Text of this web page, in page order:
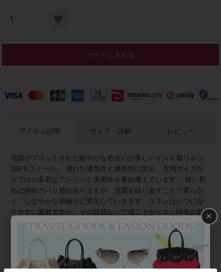
カートに入れる
アイテム説明
地図がプリントされた鮮やかな色合いが美しいインド製リネン
100％ストール。 優れた通気性と速乾性に加え、大判サイズな
らではの多彩なアレンジと実用性を兼ね備えています。 使い初
めは独特のハリ感がありますが、洗濯を繰り返すことで柔らか
く、しなやかな肌触りに変化していきます。リネンはシワにな
りやすい素材ですが、その自然なシワ感こそがリネン特有の魅
力。 薄手でリネンならではの軽さのため、持ち運びにも適して
います。外出時に小さく畳んでバッグに入れて持ち運ぶことも
可能。屋内外の温度差が激しい季節には、バッグからさっと取
り出して肩に羽織るだけで、冷えや日差しをガードできます。
サイズ・詳細 レビュー
×